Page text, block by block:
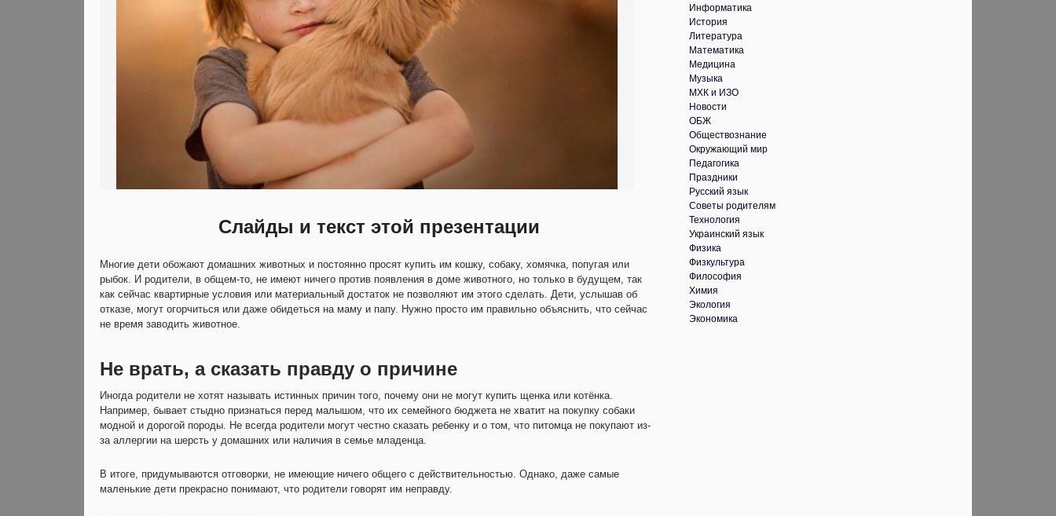
Слайды и текст этой презентации
Многие дети обожают домашних животных и постоянно просят купить им кошку, собаку, хомячка, попугая или
рыбок. И родители, в общем-то, не имеют ничего против появления в доме животного, но только в будущем, так
как сейчас квартирные условия или материальный достаток не позволяют им этого сделать. Дети, услышав об
отказе, могут огорчиться или даже обидеться на маму и папу. Нужно просто им правильно объяснить, что сейчас
не время заводить животное.
Не врать, а сказать правду о причине
Иногда родители не хотят называть истинных причин того, почему они не могут купить щенка или котёнка.
Например, бывает стыдно признаться перед малышом, что их семейного бюджета не хватит на покупку собаки
модной и дорогой породы. Не всегда родители могут честно сказать ребенку и о том, что питомца не покупают из-
за аллергии на шерсть у домашних или наличия в семье младенца.
В итоге, придумываются отговорки, не имеющие ничего общего с действительностью. Однако, даже самые
маленькие дети прекрасно понимают, что родители говорят им неправду.
Информатика
История
Литература
Математика
Медицина
Музыка
МХК и ИЗО
Новости
ОБЖ
Обществознание
Окружающий мир
Педагогика
Праздники
Русский язык
Советы родителям
Технология
Украинский язык
Физика
Физкультура
Философия
Химия
Экология
Экономика